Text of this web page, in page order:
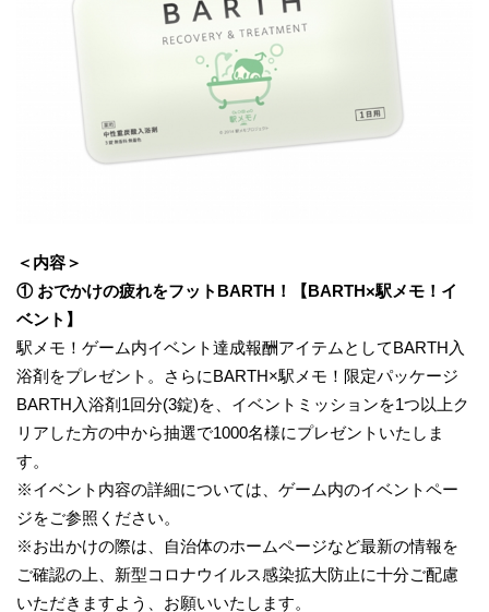
＜内容＞
① おでかけの疲れをフットBARTH！【BARTH×駅メモ！イ
ベント】
駅メモ！ゲーム内イベント達成報酬アイテムとしてBARTH入
浴剤をプレゼント。さらにBARTH×駅メモ！限定パッケージ
BARTH入浴剤1回分(3錠)を、イベントミッションを1つ以上ク
リアした方の中から抽選で1000名様にプレゼントいたしま
す。
※イベント内容の詳細については、ゲーム内のイベントペー
ジをご参照ください。
※お出かけの際は、自治体のホームページなど最新の情報を
ご確認の上、新型コロナウイルス感染拡大防止に十分ご配慮
いただきますよう、お願いいたします。